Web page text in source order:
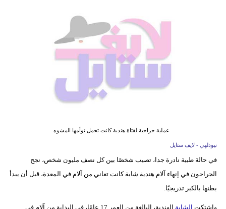
عملية جراحية لفتاة هندية كانت تحمل توأمها المشوه
نيودلهي - لايف ستايل
في حالة طبية نادرة جدا، تصيب شخصًا بين كل نصف مليون شخص، نجح
الجراحون في إنهاء آلام هندية شابة كانت تعاني من آلام في المعدة، قبل أن يبدأ
بطنها بالكبر تدريجيًا.
واشتكت الشابة الهندية، البالغة من العمر 17 عامًا، في البداية من آلام في